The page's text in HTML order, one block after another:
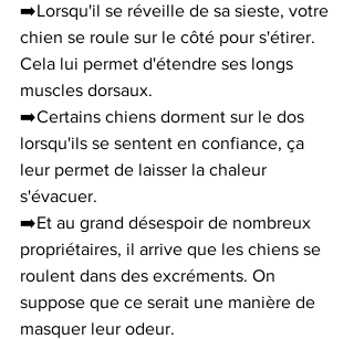
➡️Lorsqu'il se réveille de sa sieste, votre
chien se roule sur le côté pour s'étirer.
Cela lui permet d'étendre ses longs
muscles dorsaux.
➡️Certains chiens dorment sur le dos
lorsqu'ils se sentent en confiance, ça
leur permet de laisser la chaleur
s'évacuer.
➡️Et au grand désespoir de nombreux
propriétaires, il arrive que les chiens se
roulent dans des excréments. On
suppose que ce serait une manière de
masquer leur odeur.